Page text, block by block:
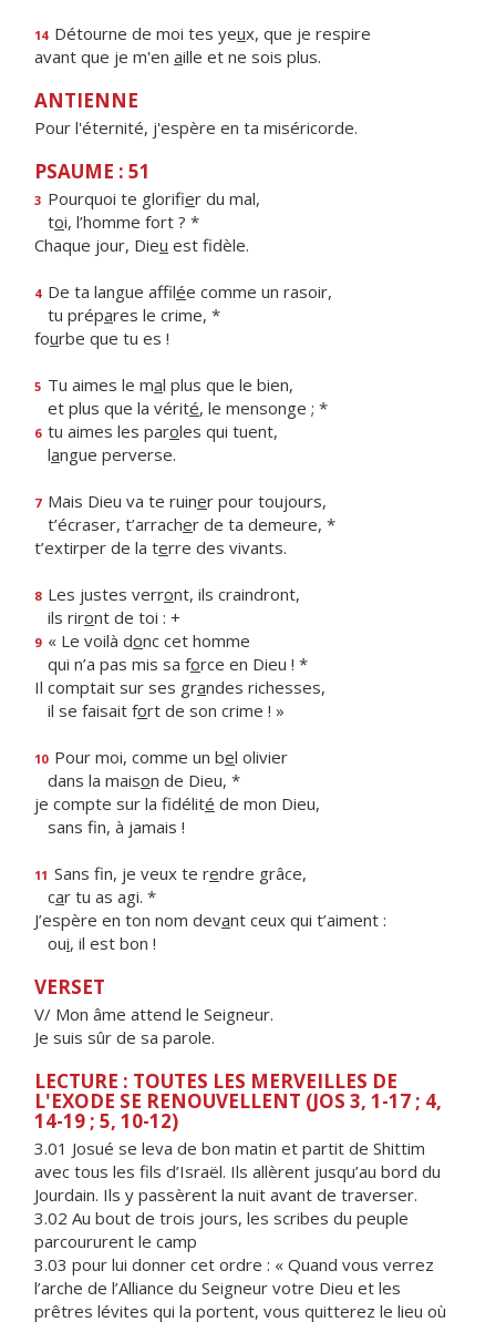
14 Détourne de moi tes yeux, que je respire
avant que je m'en aille et ne sois plus.
ANTIENNE
Pour l'éternité, j'espère en ta miséricorde.
PSAUME : 51
3 Pourquoi te glorifier du mal,
toi, l’homme fort ? *
Chaque jour, Dieu est fidèle.
4 De ta langue affilée comme un rasoir,
tu prépares le crime, *
fourbe que tu es !
5 Tu aimes le mal plus que le bien,
et plus que la vérité, le mensonge ; *
6 tu aimes les paroles qui tuent,
langue perverse.
7 Mais Dieu va te ruiner pour toujours,
t’écraser, t’arracher de ta demeure, *
t’extirper de la terre des vivants.
8 Les justes verront, ils craindront,
ils riront de toi : +
9 « Le voilà donc cet homme
qui n’a pas mis sa force en Dieu ! *
Il comptait sur ses grandes richesses,
il se faisait fort de son crime ! »
10 Pour moi, comme un bel olivier
dans la maison de Dieu, *
je compte sur la fidélité de mon Dieu,
sans fn, à jamais !
11 Sans fin, je veux te rendre grâce,
car tu as agi. *
J’espère en ton nom devant ceux qui t’aiment :
oui, il est bon !
VERSET
V/ Mon âme attend le Seigneur.
Je suis sûr de sa parole.
LECTURE : TOUTES LES MERVEILLES DE
L'EXODE SE RENOUVELLENT (JOS 3, 1-17 ; 4,
14-19 ; 5, 10-12)
3.01 Josué se leva de bon matin et partit de Shittim
avec tous les fils d’Israël. Ils allèrent jusqu’au bord du
Jourdain. Ils y passèrent la nuit avant de traverser.
3.02 Au bout de trois jours, les scribes du peuple
parcoururent le camp
3.03 pour lui donner cet ordre : « Quand vous verrez
l’arche de l’Alliance du Seigneur votre Dieu et les
prêtres lévites qui la portent, vous quitterez le lieu où